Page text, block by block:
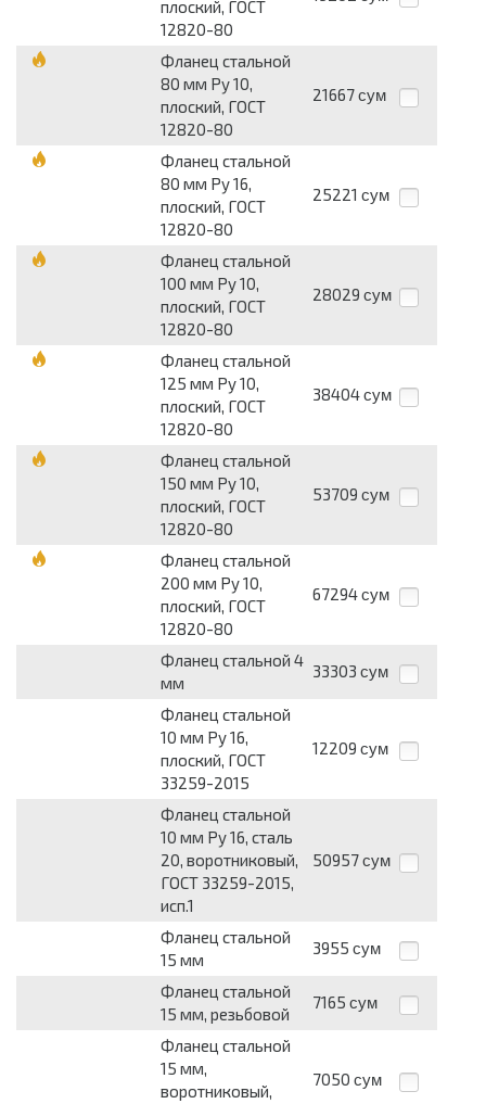
плоский, ГОСТ
12820-80
Фланец стальной
80 мм Pу 10,
плоский, ГОСТ
12820-80
21667 сум
Фланец стальной
80 мм Pу 16,
плоский, ГОСТ
12820-80
25221 сум
Фланец стальной
100 мм Pу 10,
плоский, ГОСТ
12820-80
28029 сум
Фланец стальной
125 мм Pу 10,
плоский, ГОСТ
12820-80
38404 сум
Фланец стальной
150 мм Pу 10,
плоский, ГОСТ
12820-80
53709 сум
Фланец стальной
200 мм Pу 10,
плоский, ГОСТ
12820-80
67294 сум
Фланец стальной 4
мм
33303 сум
Фланец стальной
10 мм Pу 16,
плоский, ГОСТ
33259-2015
12209 сум
Фланец стальной
10 мм Pу 16, сталь
20, воротниковый,
ГОСТ 33259-2015,
исп.1
50957 сум
Фланец стальной
15 мм
3955 сум
Фланец стальной
15 мм, резьбовой
7165 сум
Фланец стальной
15 мм,
воротниковый,
7050 сум